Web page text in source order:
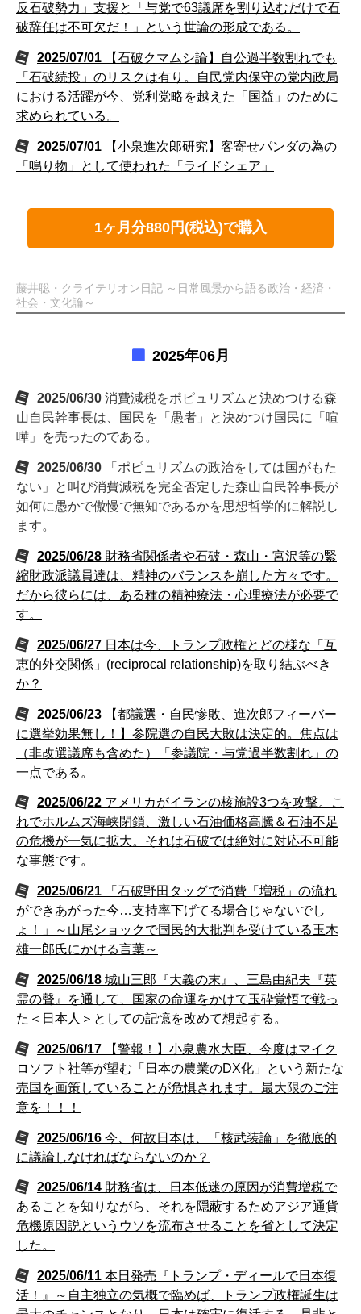
反石破勢力」支援と「与党で63議席を割り込むだけで石
破辞任は不可欠だ！」という世論の形成である。
2025/07/01
【石破クマムシ論】自公過半数割れでも
「石破続投」のリスクは有り。自民党内保守の党内政局
における活躍が今、党利党略を越えた「国益」のために
求められている。
2025/07/01
【小泉進次郎研究】客寄せパンダの為の
「鳴り物」として使われた「ライドシェア」
1ヶ月分880円(税込)で購入
藤井聡・クライテリオン日記 ～日常風景から語る政治・経済・
社会・文化論～
2025年06月
2025/06/30 消費減税をポピュリズムと決めつける森
山自民幹事長は、国民を「愚者」と決めつけ国民に「喧
嘩」を売ったのである。
2025/06/30
「ポピュリズムの政治をしては国がもた
ない」と叫び消費減税を完全否定した森山自民幹事長が
如何に愚かで傲慢で無知であるかを思想哲学的に解説し
ます。
2025/06/28 財務省関係者や石破・森山・宮沢等の緊
縮財政派議員達は、精神のバランスを崩した方々です。
だから彼らには、ある種の精神療法・心理療法が必要で
す。
2025/06/27 日本は今、トランプ政権とどの様な「互
恵的外交関係」(reciprocal relationship)を取り結ぶべき
か？
2025/06/23
【都議選・自民惨敗、進次郎フィーバー
に選挙効果無し！】参院選の自民大敗は決定的。焦点は
（非改選議席も含めた）「参議院・与党過半数割れ」の
一点である。
2025/06/22 アメリカがイランの核施設3つを攻撃。こ
れでホルムズ海峡閉鎖、激しい石油価格高騰＆石油不足
の危機が一気に拡大。それは石破では絶対に対応不可能
な事態です。
2025/06/21
「石破野田タッグで消費「増税」の流れ
ができあがった今…支持率下げてる場合じゃないでし
ょ！」～山尾ショックで国民的大批判を受けている玉木
雄一郎氏にかける言葉～
2025/06/18 城山三郎『大義の末』、三島由紀夫『英
霊の聲』を通して、国家の命運をかけて玉砕覚悟で戦っ
た＜日本人＞としての記憶を改めて想起する。
2025/06/17
【警報！】小泉農水大臣、今度はマイク
ロソフト社等が望む「日本の農業のDX化」という新たな
売国を画策していることが危惧されます。最大限のご注
意を！！！
2025/06/16 今、何故日本は、「核武装論」を徹底的
に議論しなければならないのか？
2025/06/14 財務省は、日本低迷の原因が消費増税で
あることを知りながら、それを隠蔽するためアジア通貨
危機原因説というウソを流布させることを省として決定
した。
2025/06/11 本日発売『トランプ・ディールで日本復
活！』～自主独立の気概で臨めば、トランプ政権誕生は